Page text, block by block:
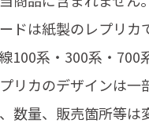
ドは紙製のレプリ
100系・300系・
リカのデザインは一
数量、販売箇所等